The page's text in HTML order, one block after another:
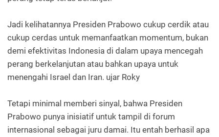
Jadi kelihatannya Presiden Prabowo cukup cerdik atau
cukup cerdas untuk memanfaatkan momentum, bukan
demi efektivitas Indonesia di dalam upaya mencegah
perang berkelanjutan atau bahkan upaya untuk
menengahi Israel dan Iran. ujar Roky
Tetapi minimal memberi sinyal, bahwa Presiden
Prabowo punya inisiatif untuk tampil di forum
internasional sebagai juru damai. Itu entah berhasil apa